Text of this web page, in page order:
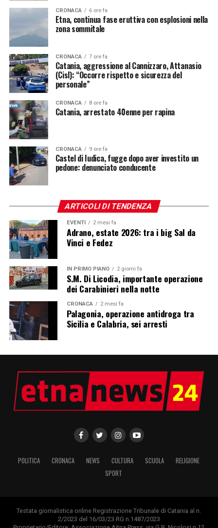
CRONACA 6 ore fa
Etna, continua fase eruttiva con esplosioni nella
zona sommitale
CRONACA 7 ore fa
Catania, aggressione al Cannizzaro, Attanasio
(Cisl): “Occorre rispetto e sicurezza del
personale”
CRONACA 8 ore fa
Catania, arrestato 40enne per rapina
CRONACA 9 ore fa
Castel di Iudica, fugge dopo aver investito un
pedone: denunciato conducente
ARTICOLI DI TENDENZA
EVENTI 2 mesi fa
Adrano, estate 2026: tra i big Sal da
Vinci e Fedez
IN PRIMO PIANO 2 giorni fa
S.M. Di Licodia, importante operazione
dei Carabinieri nella notte
CRONACA 2 mesi fa
Palagonia, operazione antidroga tra
Sicilia e Calabria, sei arresti
POLITICA CRONACA NEWS CULTURA SCUOLA
RELIGIONE
SPORT
Testata giornalistica online Registrazione Tribunale di Catania al n.
2/2023 del 16/03/23 RG n.1487/2023